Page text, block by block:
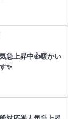
急上昇中👍暖かい
✨